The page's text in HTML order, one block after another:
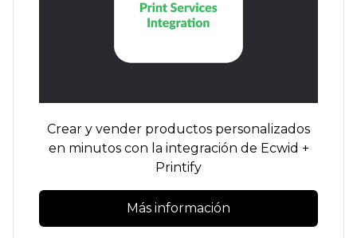
Crear y vender productos personalizados
en minutos con la integración de Ecwid +
Printify
Más información